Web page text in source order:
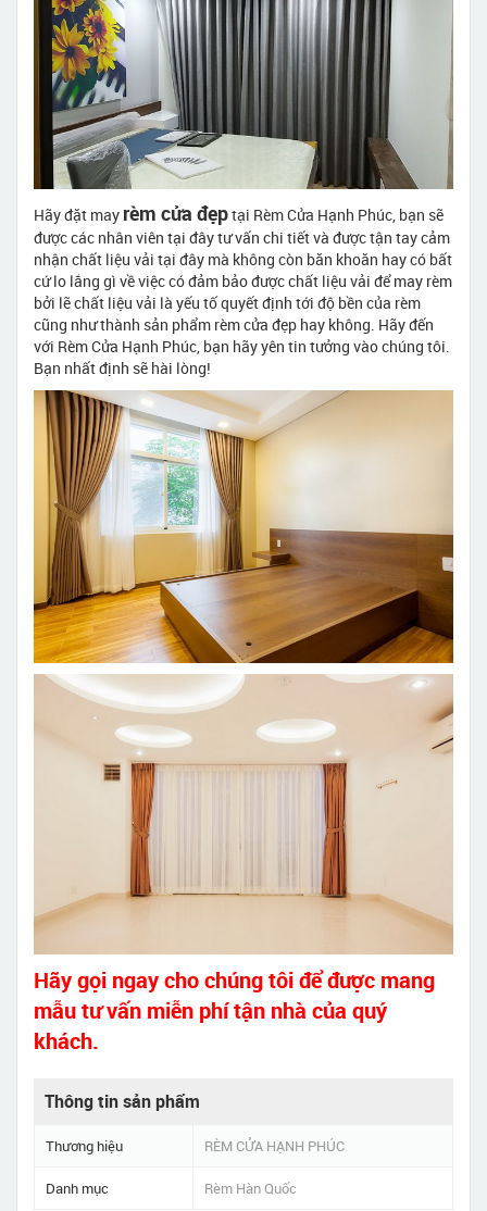
Hãy đặt may rèm cửa đẹptại Rèm Cửa Hạnh Phúc, bạn sẽ
được các nhân viên tại đây tư vấn chi tiết và được tận tay cảm
nhận chất liệu vải tại đây mà không còn băn khoăn hay có bất
cứ lo lắng gì về việc có đảm bảo được chất liệu vải để may rèm
bởi lẽ chất liệu vải là yếu tố quyết định tới độ bền của rèm
cũng như thành sản phẩm rèm cửa đẹp hay không. Hãy đến
với Rèm Cửa Hạnh Phúc, bạn hãy yên tin tưởng vào chúng tôi.
Bạn nhất định sẽ hài lòng!
Hãy gọi ngay cho chúng tôi để được mang
mẫu tư vấn miễn phí tận nhà của quý
khách.
Thông tin sản phẩm
Thương hiệu RÈM CỬA HẠNH PHÚC
Danh mục Rèm Hàn Quốc